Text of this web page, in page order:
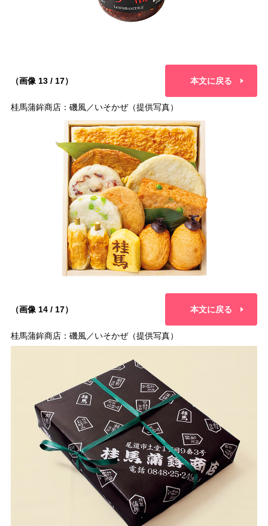
（画像 13 / 17） 本文に戻る
桂馬蒲鉾商店：磯風／いそかぜ（提供写真）
（画像 14 / 17） 本文に戻る
桂馬蒲鉾商店：磯風／いそかぜ（提供写真）